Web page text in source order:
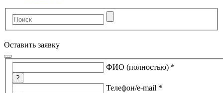
Оставить заявку
ФИО (полностью) *
?
Телефон/e-mail *